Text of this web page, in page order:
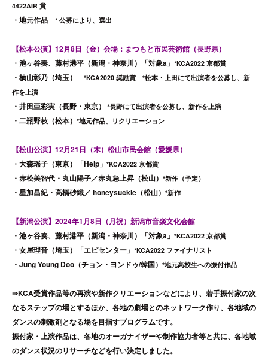
4422AIR 賞
・地元作品 * 公募により、選出
【松本公演】12月8日（金）会場：まつもと市民芸術館（長野県）
・池ヶ谷奏、藤村港平（新潟・神奈川）「対象a」 *KCA2022 京都賞
・横山彰乃（埼玉） *KCA2020 奨励賞 *松本・上田にて出演者を公募し、新
作を上演
・井田亜彩実（長野・東京） *長野にて出演者を公募し、新作を上演
・二瓶野枝（松本） *地元作品、リクリエーション
【松山公演】12月21日（木）松山市民会館（愛媛県）
・大森瑶子（東京）「Help」 *KCA2022 京都賞
・赤松美智代・丸山陽子／赤丸急上昇（松山） *新作（予定）
・星加昌紀・高橋砂織／ honeysuckle（松山） *新作
【新潟公演】2024年1月8日（月祝）新潟市音楽文化会館
・池ヶ谷奏、藤村港平（新潟・神奈川）「対象a」 *KCA2022 京都賞
・女屋理音（埼玉）「エピセンター」 *KCA2022 ファイナリスト
・Jung Young Doo（チョン・ヨンドゥ/韓国） *地元高校生への振付作品
⇒KCA受賞作品等の再演や新作クリエーションなどにより、若手振付家の次
なるステップの場とするほか、各地の劇場とのネットワーク作り、各地域の
ダンスの刺激剤となる場を目指すプログラムです。
振付家・上演作品は、各地のオーガナイザーや制作協力者等と共に、各地域
のダンス状況のリサーチなどを行い決定しました。